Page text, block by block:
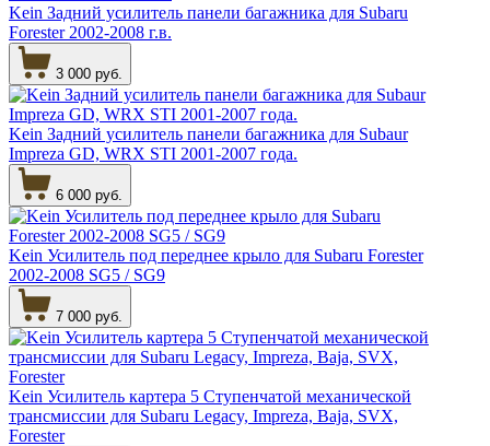
Kein Задний усилитель панели багажника для Subaru
Forester 2002-2008 г.в.
3 000 руб.
Kein Задний усилитель панели багажника для Subaur
Impreza GD, WRX STI 2001-2007 года.
6 000 руб.
Kein Усилитель под переднее крыло для Subaru Forester
2002-2008 SG5 / SG9
7 000 руб.
Kein Усилитель картера 5 Ступенчатой механической
трансмиссии для Subaru Legacy, Impreza, Baja, SVX,
Forester